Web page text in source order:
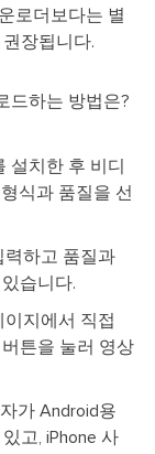
로더보다는 별
장됩니다.
드하는 방법은?
설치한 후 비디
식과 품질을 선
력하고 품질과
습니다.
지에서 직접
튼을 눌러 영상
가 Android용
고, iPhone 사